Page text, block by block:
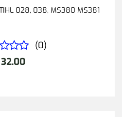
028, 038, MS380 MS381
(0)
32.00